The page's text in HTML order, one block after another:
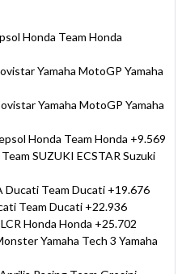
Honda Team Honda
Yamaha MotoGP Yamaha
Yamaha MotoGP Yamaha
Honda Team Honda +9.569
SUZUKI ECSTAR Suzuki
Team Ducati +19.676
Team Ducati +22.936
Honda Honda +25.702
Yamaha Tech 3 Yamaha